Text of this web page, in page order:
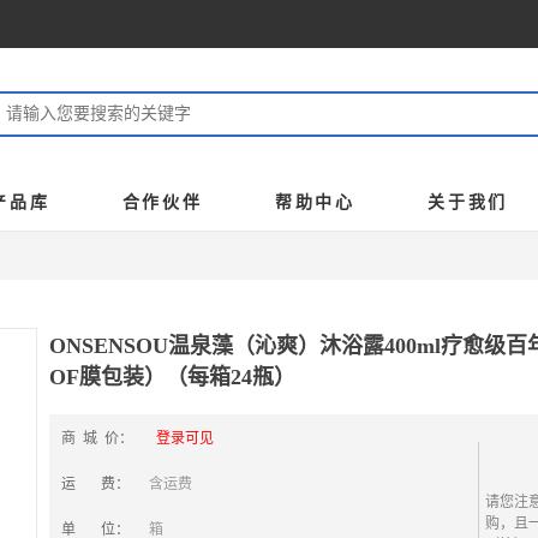
品库 合作伙伴 帮助中心 关于我们
ONSENSOU温泉藻（沁爽）沐浴露400ml疗愈级百
OF膜包装）（每箱24瓶）
商 城 价： 登录可见
运 费： 含运费
单 位： 箱
请您注
购，且